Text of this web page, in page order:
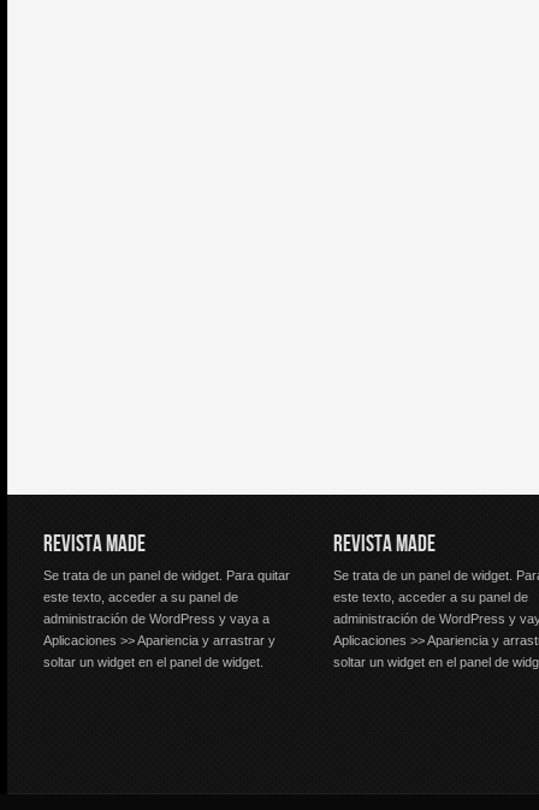
REVISTA MADE
Se trata de un panel de widget. Para quitar
este texto, acceder a su panel de
administración de WordPress y vaya a
Aplicaciones >> Apariencia y arrastrar y
soltar un widget en el panel de widget.
REVISTA MADE
Se trata de un panel de widget.
este texto, acceder a su panel de
administración de WordPress y
Aplicaciones >> Apariencia y
soltar un widget en el panel de